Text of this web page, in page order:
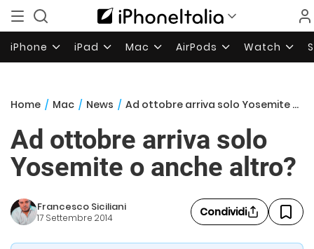
iPhone iPad Mac AirPods Watch
Home / Mac / News / Ad ottobre arriva solo Yosemite o anche altro?
Ad ottobre arriva solo
Yosemite o anche altro?
Francesco Siciliani
17 Settembre 2014 Condividi